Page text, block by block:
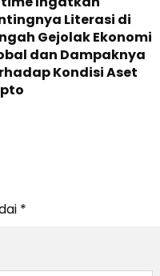
Literasi di
Gejolak Ekonomi
dan Dampaknya
Kondisi Aset
*